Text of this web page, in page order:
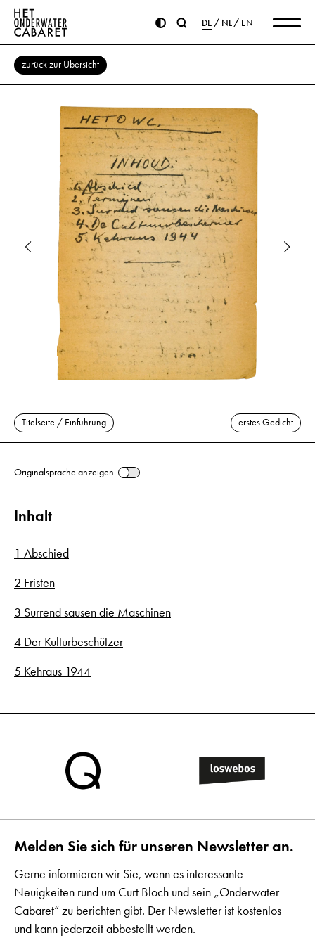
DE NL EN
zurück zur Übersicht
Titelseite / Einführung erstes Gedicht
Originalsprache anzeigen
Inhalt
1 Abschied
2 Fristen
3 Surrend sausen die Maschinen
4 Der Kulturbeschützer
5 Kehraus 1944
Melden Sie sich für unseren Newsletter an.
Gerne informieren wir Sie, wenn es interessante
Neuigkeiten rund um Curt Bloch und sein „Onderwater-
Cabaret“ zu berichten gibt. Der Newsletter ist kostenlos
und kann jederzeit abbestellt werden.